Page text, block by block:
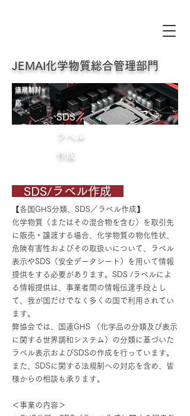
JEMAI化学物質総合管理部門
法規制対
応
SDS／
ラベル
作成
SDS/ラベル作成
【各国GHS分類、SDS／ラベル作成】
化学物質（またはその混合物を含む）を取引先
に販売・譲渡する場合、化学物質の物化性状、
危険有害性およびその取扱いについて、ラベル
表示やSDS（安全データシート）を用いて情報
提供をする必要があります。SDS /ラベルによ
る情報提供は、事業者間の情報伝達手段とし
て、我が国だけでなく多くの国で利用されてい
ます。
弊協会では、国連GHS （化学品の分類及び表示
に関する世界調和システム）の分類に基づいた
ラベル表示およびSDSの作成を行っています。
また、SDSに関する法規制への対応を含め、皆
様からの相談も承ります。
＜事業の内容＞